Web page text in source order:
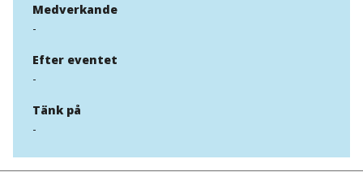
Medverkande
-
Efter eventet
-
Tänk på
-